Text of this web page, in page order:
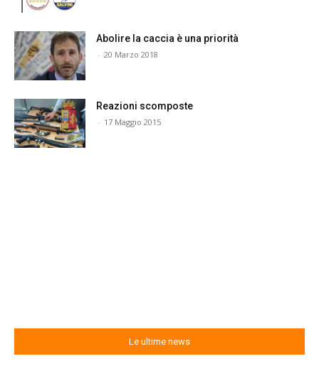
Abolire la caccia è una priorità
- 20 Marzo 2018
Reazioni scomposte
- 17 Maggio 2015
Le ultime news